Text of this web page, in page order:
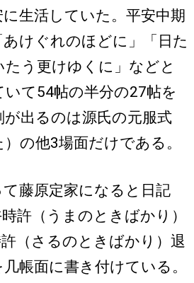
生活していた。平安中期
けぐれのほどに」「日た
う更けゆくに」などと
て54帖の半分の27帖を
出るのは源氏の元服式
）の他3場面だけである。
藤原定家になると日記
時許（うまのときばかり）
（さるのときばかり）退
帳面に書き付けている。